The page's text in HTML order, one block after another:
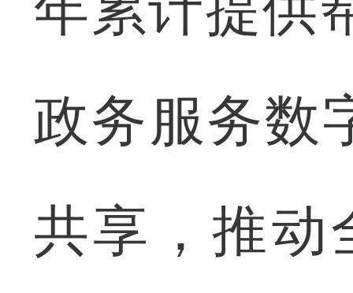
政务服务数
共享，推动